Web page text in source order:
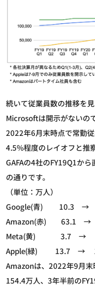
続いて従業員数の推移を見
Microsoftは開示がないの
2022年6月末時点で常勤
4.5%程度のレイオフと推
GAFAの4社のFY19Q1か
の通りです。
（単位：万人）
Google(青) 10.3 →
Amazon(赤) 63.1 →
Meta(黄) 3.7 → 8.7
Apple(緑) 13.7 →
Amazonは、2022年9月
154.4万人、3年半前の